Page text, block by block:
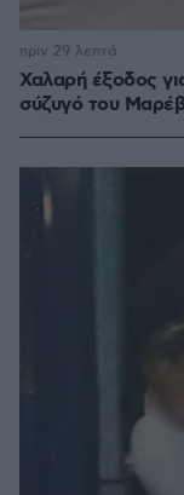
Χαλαρή έξοδος
σύζυγό του
πριν 29 λεπτά